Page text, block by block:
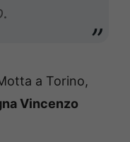
a Torino,
Vincenzo